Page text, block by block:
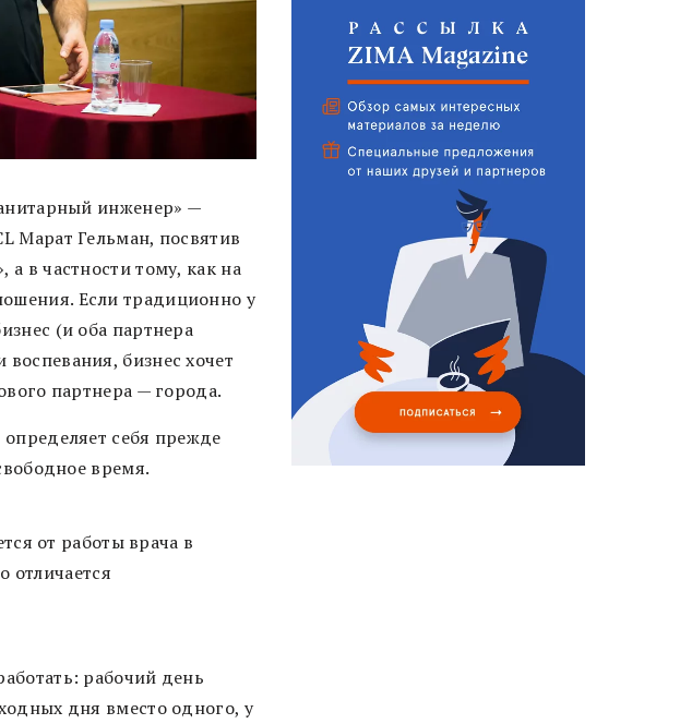
инженер» —
Марат Гельман, посвятив
а в частности тому, как на
Если традиционно у
(и оба партнера
бизнес хочет
партнера — города.
себя прежде
время.
от работы врача в
отличается
рабочий день
дня вместо одного, у